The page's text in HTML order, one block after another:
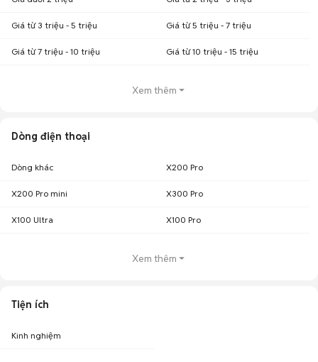
Giá từ 3 triệu - 5 triệu Giá từ 5 triệu - 7 triệu
Giá từ 7 triệu - 10 triệu Giá từ 10 triệu - 15 triệu
Xem thêm
Dòng điện thoại
Dòng khác X200 Pro
X200 Pro mini X300 Pro
X100 Ultra X100 Pro
Xem thêm
Tiện ích
Kinh nghiệm